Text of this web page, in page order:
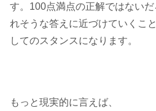
す。100点満点の正解ではない
れそうな答えに近づけていくこ
してのスタンスになります。
もっと現実的に言えば、